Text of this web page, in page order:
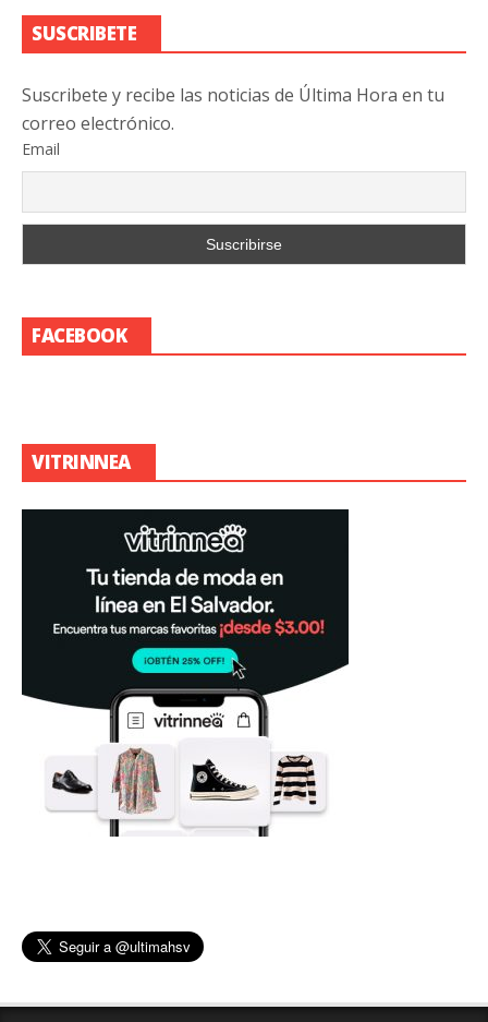
SUSCRIBETE
Suscribete y recibe las noticias de Última Hora en tu
correo electrónico.
Email
FACEBOOK
VITRINNEA